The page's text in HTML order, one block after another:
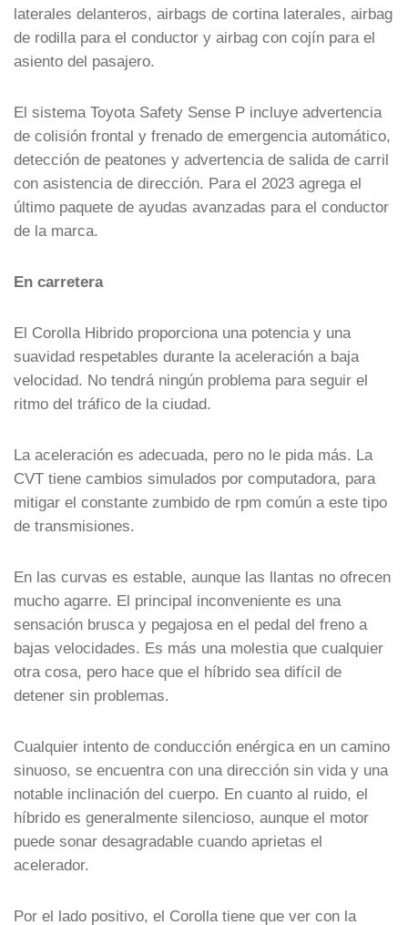
laterales delanteros, airbags de cortina laterales, airbag
de rodilla para el conductor y airbag con cojín para el
asiento del pasajero.
El sistema Toyota Safety Sense P incluye advertencia
de colisión frontal y frenado de emergencia automático,
detección de peatones y advertencia de salida de carril
con asistencia de dirección. Para el 2023 agrega el
último paquete de ayudas avanzadas para el conductor
de la marca.
En carretera
El Corolla Hibrido proporciona una potencia y una
suavidad respetables durante la aceleración a baja
velocidad. No tendrá ningún problema para seguir el
ritmo del tráfico de la ciudad.
La aceleración es adecuada, pero no le pida más. La
CVT tiene cambios simulados por computadora, para
mitigar el constante zumbido de rpm común a este tipo
de transmisiones.
En las curvas es estable, aunque las llantas no ofrecen
mucho agarre. El principal inconveniente es una
sensación brusca y pegajosa en el pedal del freno a
bajas velocidades. Es más una molestia que cualquier
otra cosa, pero hace que el híbrido sea difícil de
detener sin problemas.
Cualquier intento de conducción enérgica en un camino
sinuoso, se encuentra con una dirección sin vida y una
notable inclinación del cuerpo. En cuanto al ruido, el
híbrido es generalmente silencioso, aunque el motor
puede sonar desagradable cuando aprietas el
acelerador.
Por el lado positivo, el Corolla tiene que ver con la